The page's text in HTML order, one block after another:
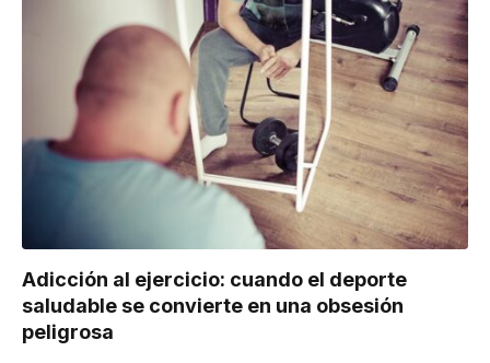
Adicción al ejercicio: cuando el deporte
saludable se convierte en una obsesión
peligrosa